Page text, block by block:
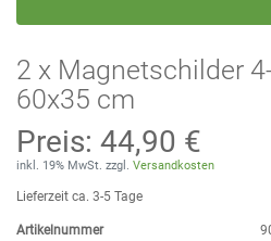
2 x Magnetschilder
60x35 cm
Preis: 44,90 €
inkl. 19% MwSt. zzgl. Versandkosten
Lieferzeit ca. 3-5 Tage
Artikelnummer